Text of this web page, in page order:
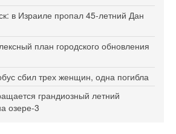
в Израиле пропал 45-летний Дан
план городского обновления
сбил трех женщин, одна погибла
грандиозный летний
озере-3